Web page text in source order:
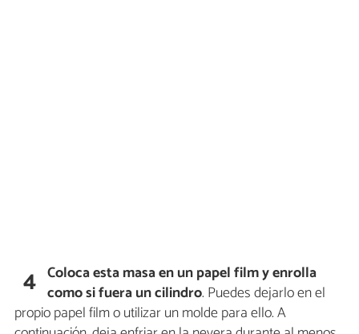
4 Coloca esta masa en un papel film y enrolla
como si fuera un cilindro. Puedes dejarlo en el
propio papel film o utilizar un molde para ello. A